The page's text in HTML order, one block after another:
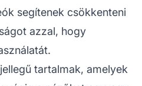
segítenek csökkenteni
azzal, hogy
tartalmak, amelyek